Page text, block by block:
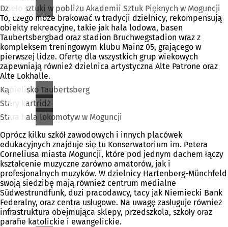
Dzieło sztuki w pobliżu Akademii Sztuk Pięknych w Moguncji
To, czego może brakować w tradycji dzielnicy, rekompensują
obiekty rekreacyjne, takie jak hala lodowa, basen
Taubertsbergbad oraz stadion Bruchwegstadion wraz z
kompleksem treningowym klubu Mainz 05, grającego w
pierwszej lidze. Ofertę dla wszystkich grup wiekowych
zapewniają również dzielnica artystyczna Alte Patrone oraz
Alte Lokhalle.
Kąpielisko Taubertsberg
Stary kartridż
Stara hala lokomotyw w Moguncji
Oprócz kilku szkół zawodowych i innych placówek
edukacyjnych znajduje się tu Konserwatorium im. Petera
Corneliusa miasta Moguncji, które pod jednym dachem łączy
kształcenie muzyczne zarówno amatorów, jak i
profesjonalnych muzyków. W dzielnicy Hartenberg-Münchfeld
swoją siedzibę mają również centrum medialne
Südwestrundfunk, duzi pracodawcy, tacy jak Niemiecki Bank
Federalny, oraz centra usługowe. Na uwagę zasługuje również
infrastruktura obejmująca sklepy, przedszkola, szkoły oraz
parafie katolickie i ewangelickie.